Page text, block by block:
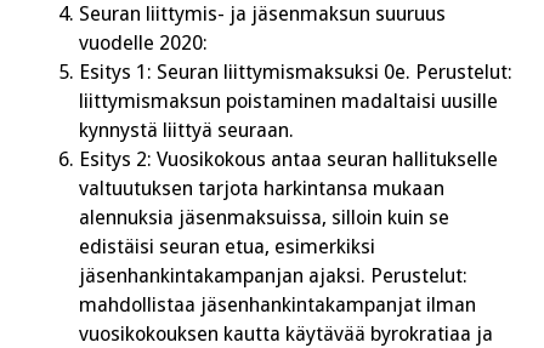
Seuran liittymis- ja jäsenmaksun suuruus
vuodelle 2020:
Esitys 1: Seuran liittymismaksuksi 0e. Perustelut:
liittymismaksun poistaminen madaltaisi uusille
kynnystä liittyä seuraan.
Esitys 2: Vuosikokous antaa seuran hallitukselle
valtuutuksen tarjota harkintansa mukaan
alennuksia jäsenmaksuissa, silloin kuin se
edistäisi seuran etua, esimerkiksi
jäsenhankintakampanjan ajaksi. Perustelut:
mahdollistaa jäsenhankintakampanjat ilman
vuosikokouksen kautta käytävää byrokratiaa ja